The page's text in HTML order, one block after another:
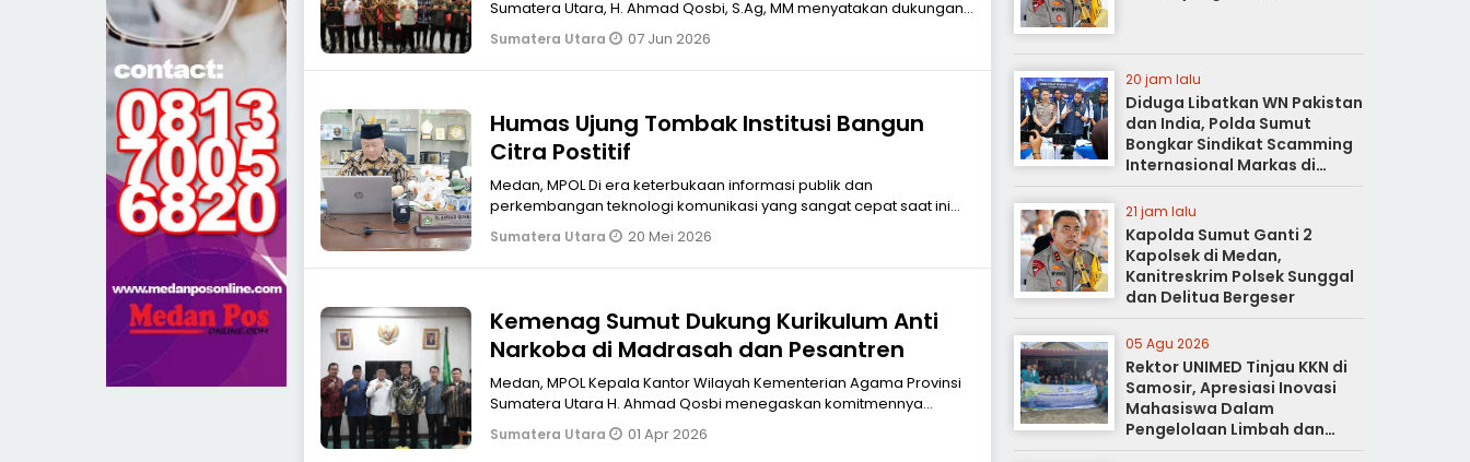
Sumatera Utara, H. Ahmad Qosbi, S.Ag, MM menyatakan dukungan
atas terselengga
Sumatera Utara 07 Jun 2026
Humas Ujung Tombak Institusi Bangun
Citra Postitif
Medan, MPOL Di era keterbukaan informasi publik dan
perkembangan teknologi komunikasi yang sangat cepat saat ini
peran Kehumasan tidak lagi
Sumatera Utara 20 Mei 2026
Kemenag Sumut Dukung Kurikulum Anti
Narkoba di Madrasah dan Pesantren
Medan, MPOL Kepala Kantor Wilayah Kementerian Agama Provinsi
Sumatera Utara H. Ahmad Qosbi menegaskan komitmennya
melalui Kanwil Kemenag S
Sumatera Utara 01 Apr 2026
20 jam lalu
Diduga Libatkan WN Pakistan
dan India, Polda Sumut
Bongkar Sindikat Scamming
Internasional Markas di
Apartemen Podomoro
21 jam lalu
Kapolda Sumut Ganti 2
Kapolsek di Medan,
Kanitreskrim Polsek Sunggal
dan Delitua Bergeser
05 Agu 2026
Rektor UNIMED Tinjau KKN di
Samosir, Apresiasi Inovasi
Mahasiswa Dalam
Pengelolaan Limbah dan
Pertanian Ramah Lingkungan